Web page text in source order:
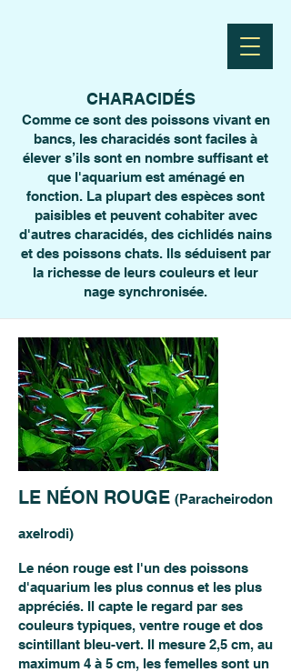
CHARACIDÉS
Comme ce sont des poissons vivant en
bancs, les characidés sont faciles à
élever s’ils sont en nombre suffisant et
que l'aquarium est aménagé en
fonction. La plupart des espèces sont
paisibles et peuvent cohabiter avec
d'autres characidés, des cichlidés nains
et des poissons chats. Ils séduisent par
la richesse de leurs couleurs et leur
nage synchronisée.
LE NÉON ROUGE (Paracheirodon
axelrodi)
Le néon rouge est l'un des poissons
d'aquarium les plus connus et les plus
appréciés. Il capte le regard par ses
couleurs typiques, ventre rouge et dos
scintillant bleu-vert. Il mesure 2,5 cm, au
maximum 4 à 5 cm, les femelles sont un